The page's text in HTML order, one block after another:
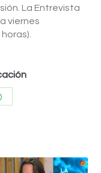
La Entrevista
viernes